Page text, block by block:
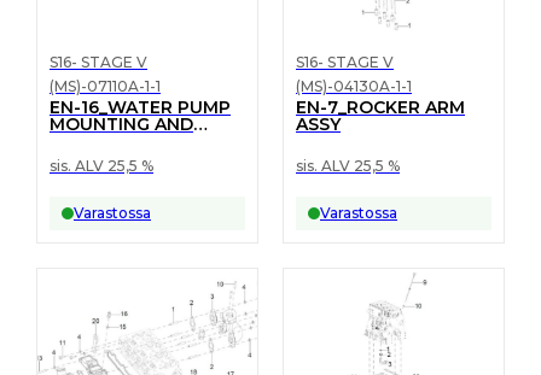
S16- STAGE V
(MS)-07110A-1-1
EN-16_WATER PUMP
MOUNTING AND
ASSY
sis. ALV 25,5 %
Varastossa
S16- STAGE V
(MS)-04130A-1-1
EN-7_ROCKER ARM
ASSY
sis. ALV 25,5 %
Varastossa